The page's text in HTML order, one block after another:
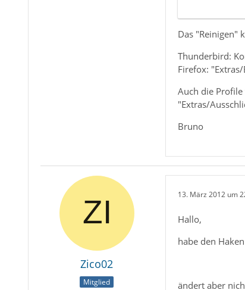
Das "Reinigen"
Thunderbird:
Firefox:
Auch die
"Extras/
Bruno
Zico02
Mitglied
13. März 2012 um
Hallo,
habe den
ändert aber